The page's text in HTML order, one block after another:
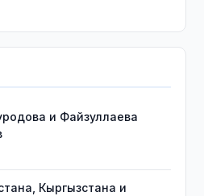
и Файзуллаева
Кыргызстана и